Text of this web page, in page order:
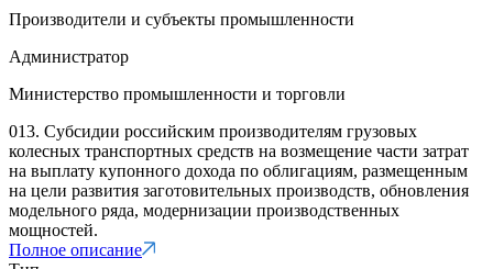
Производители и субъекты промышленности
Администратор
Министерство промышленности и торговли
013. Субсидии российским производителям грузовых
колесных транспортных средств на возмещение части затрат
на выплату купонного дохода по облигациям, размещенным
на цели развития заготовительных производств, обновления
модельного ряда, модернизации производственных
мощностей.
Полное описание